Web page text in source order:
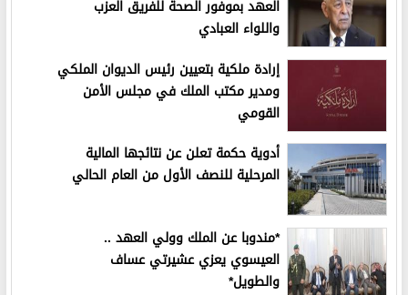
العهد بموفور الصحة للفريق العزب
واللواء العبادي
إرادة ملكية بتعيين رئيس الديوان الملكي
ومدير مكتب الملك في مجلس الأمن
القومي
أدوية حكمة تعلن عن نتائجها المالية
المرحلية للنصف الأول من العام الحالي
*مندوبا عن الملك وولي العهد ..
العيسوي يعزي عشيرتي عساف
والطويل*